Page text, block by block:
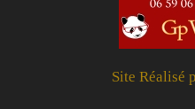
Site Réalisé